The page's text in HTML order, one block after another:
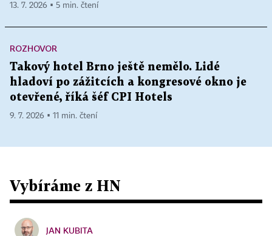
13. 7. 2026 ▪ 5 min. čtení
ROZHOVOR
Takový hotel Brno ještě nemělo. Lidé
hladoví po zážitcích a kongresové okno je
otevřené, říká šéf CPI Hotels
9. 7. 2026 ▪ 11 min. čtení
Vybíráme z HN
JAN KUBITA